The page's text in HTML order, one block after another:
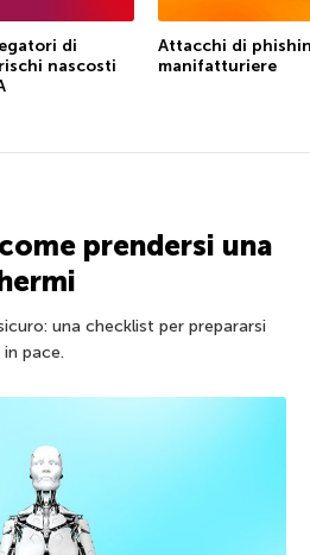
di
nascosti
Attacchi di
manifatturiere
prendersi una
una checklist per prepararsi
pace.